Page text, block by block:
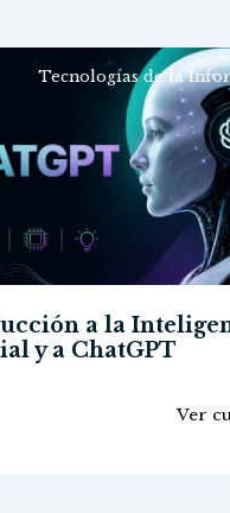
Tecnologías de la
a la
y a ChatGPT
Ver